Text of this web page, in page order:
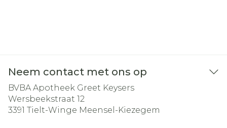
Neem contact met ons op
BVBA Apotheek Greet Keysers
Wersbeekstraat 12
3391 Tielt-Winge Meensel-Kiezegem